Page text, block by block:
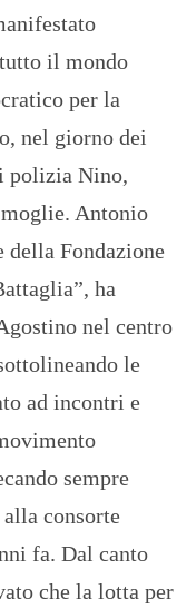
il mondo
per la
nel giorno dei
polizia Nino,
Antonio
della Fondazione
ha
nel centro
le
ad incontri e
sempre
consorte
fa. Dal canto
che la lotta per